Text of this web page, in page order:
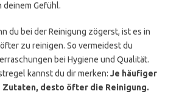
deinem Gefühl.
du bei der Reinigung zögerst, ist es in
zu reinigen. So vermeidest du
bei Hygiene und Qualität.
kannst du dir merken: Je häufiger
Zutaten, desto öfter die Reinigung.